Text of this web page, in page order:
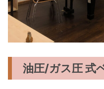
油圧/ガス圧 式